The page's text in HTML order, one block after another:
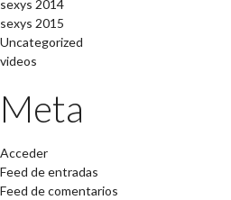
sexys 2014
sexys 2015
Uncategorized
videos
Meta
Acceder
Feed de entradas
Feed de comentarios